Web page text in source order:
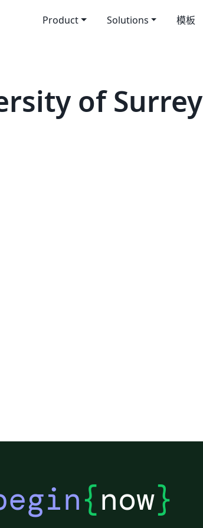
Product Solutions 模板
of Surrey
{now}